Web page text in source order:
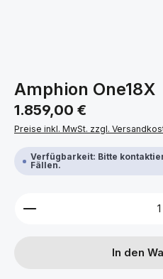
Amphion One18X
Regulärer Preis:
1.859,00 €
Preise inkl. MwSt. zzgl.
Verfügbarkeit: Bitte
Fällen.
Produkt Anzahl: Gib
In den